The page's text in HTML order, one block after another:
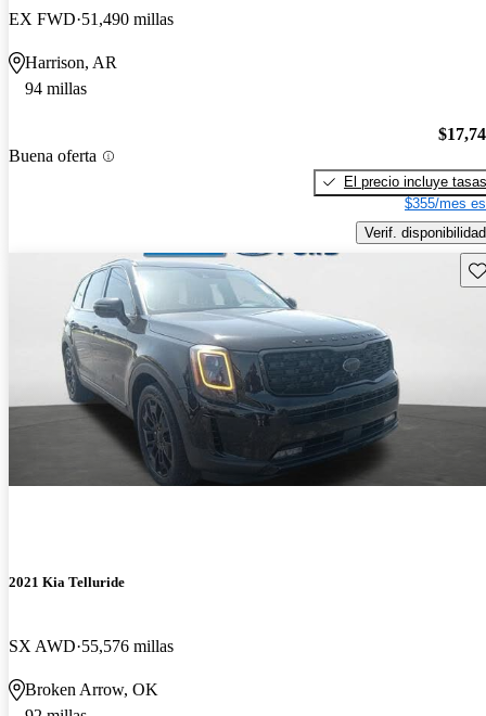
EX FWD 51,490 millas
Harrison, AR
94 millas
Buena oferta
El precio incluye tasas
$355/mes
Verif. disponibilidad
2021 Kia Telluride
SX AWD 55,576 millas
Broken Arrow, OK